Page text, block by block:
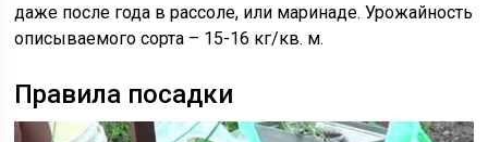
даже после года в рассоле, или маринаде. Урожайность
описываемого сорта – 15-16 кг/кв. м.
Правила посадки